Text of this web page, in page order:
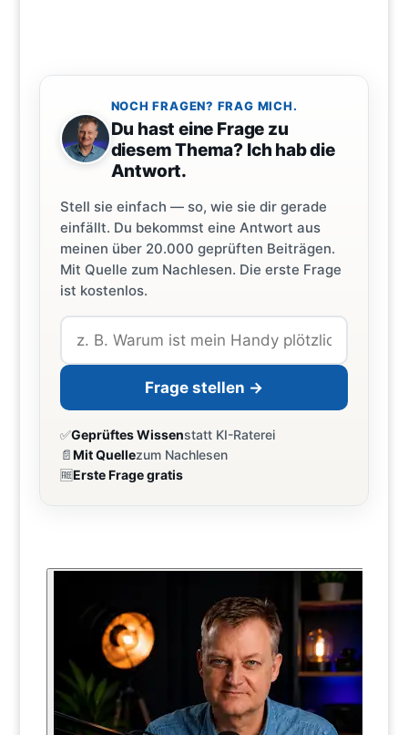
NOCH FRAGEN? FRAG MICH.
Du hast eine Frage zu
diesem Thema? Ich hab die
Antwort.
Stell sie einfach — so, wie sie dir gerade
einfällt. Du bekommst eine Antwort aus
meinen über 20.000 geprüften Beiträgen.
Mit Quelle zum Nachlesen. Die erste Frage
ist kostenlos.
Frage stellen →
✅Geprüftes Wissenstatt KI-Raterei
📄Mit Quellezum Nachlesen
🆓Erste Frage gratis